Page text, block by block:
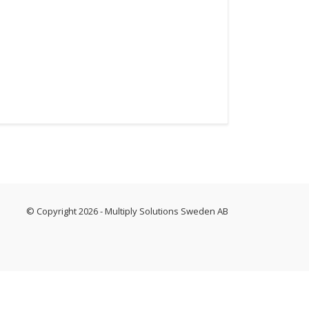
© Copyright2026- Multiply Solutions Sweden AB